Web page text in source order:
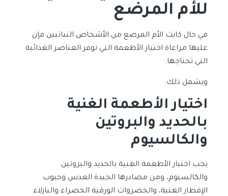
للأم المرضع
في حال كانت الأم المرضع من الأشخاص النباتيين فإن
عليها مراعاة اختيار الأطعمة التي توفر العناصر الغذائية
التي تحتاجها.
ويشمل ذلك:
اختيار الأطعمة الغنية
بالحديد والبروتين
والكالسيوم
يجب اختيار الأطعمة الغنية بالحديد والبروتين
والكالسيوم، ومن مصادرها الجيدة العدس وحبوب
الإفطار الغنية، والخضروات الورقية الخضراء والبازلاء